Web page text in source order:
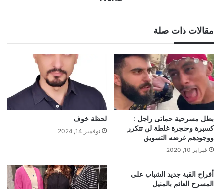
مقالات ذات صلة
بطل مسرحية حماتى راجل :
كسبرة وحنجرة غلطة لن تتكرر
ووجودهم غرضه التسويق
فبراير 10, 2020
لحظة خوف
نوفمبر 14, 2024
أفراح القبة جديد الشباب على
المسرح العائم بالمنيل